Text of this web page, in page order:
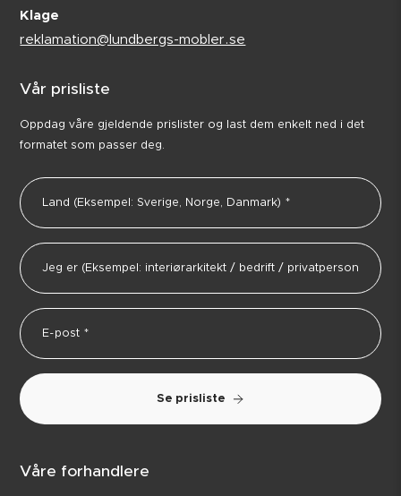
Klage
reklamation@lundbergs-mobler.se
Vår prisliste
Oppdag våre gjeldende prislister og last dem enkelt ned i det
formatet som passer deg.
Se prisliste
Våre forhandlere